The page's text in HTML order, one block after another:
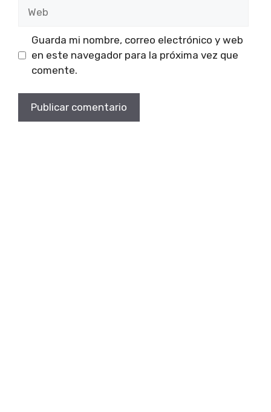
Guarda mi nombre, correo electrónico y web
en este navegador para la próxima vez que
comente.